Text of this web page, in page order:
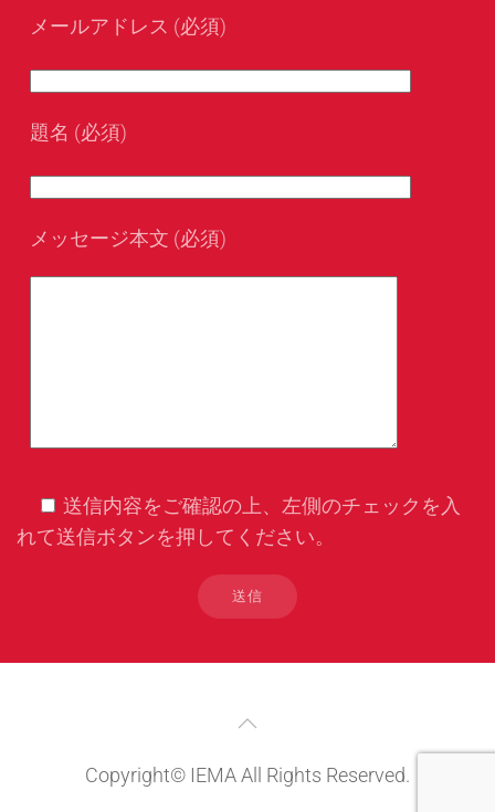
メールアドレス (必須)
題名 (必須)
メッセージ本文 (必須)
送信内容をご確認の上、左側のチェックを入
れて送信ボタンを押してください。
Copyright© IEMA All Rights Reserved.